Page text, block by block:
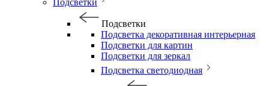
Подсветки
Подсветки
Подсветка декоративная интерьерная
Подсветки для картин
Подсветки для зеркал
Подсветка светодиодная